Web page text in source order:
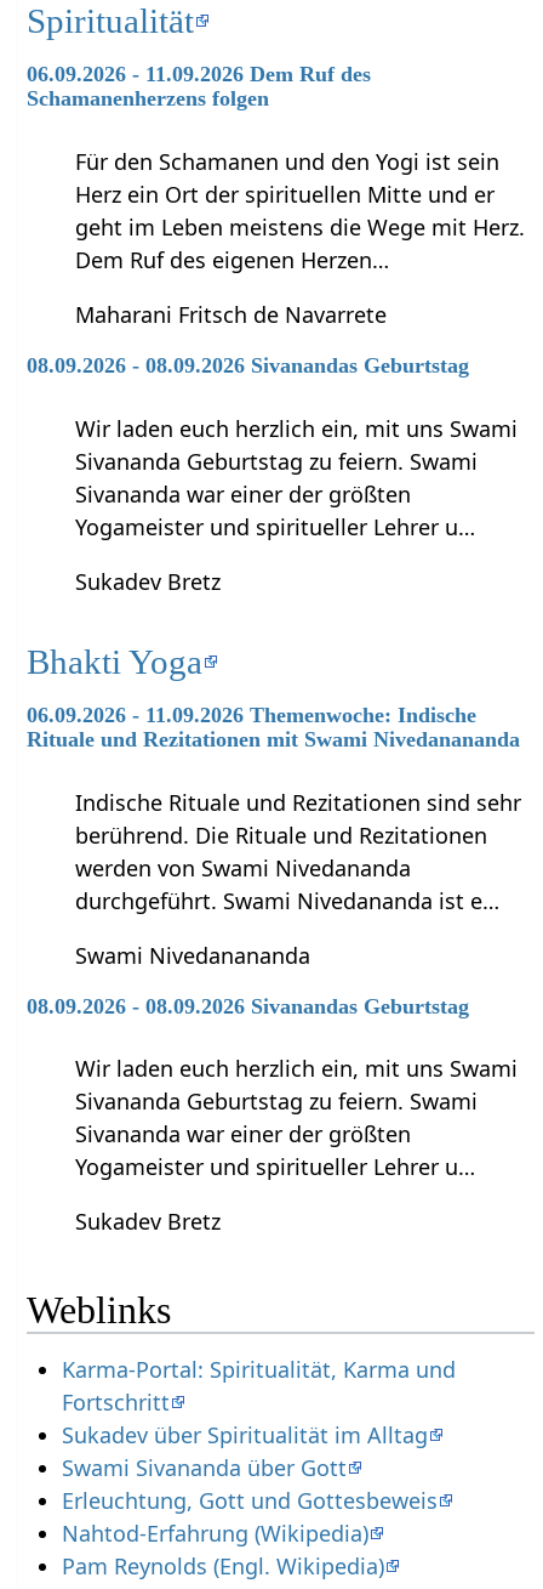
Spiritualität
06.09.2026 - 11.09.2026 Dem Ruf des
Schamanenherzens folgen
Für den Schamanen und den Yogi ist sein
Herz ein Ort der spirituellen Mitte und er
geht im Leben meistens die Wege mit Herz.
Dem Ruf des eigenen Herzen…
Maharani Fritsch de Navarrete
08.09.2026 - 08.09.2026 Sivanandas Geburtstag
Wir laden euch herzlich ein, mit uns Swami
Sivananda Geburtstag zu feiern. Swami
Sivananda war einer der größten
Yogameister und spiritueller Lehrer u…
Sukadev Bretz
Bhakti Yoga
06.09.2026 - 11.09.2026 Themenwoche: Indische
Rituale und Rezitationen mit Swami Nivedanananda
Indische Rituale und Rezitationen sind sehr
berührend. Die Rituale und Rezitationen
werden von Swami Nivedananda
durchgeführt. Swami Nivedananda ist e…
Swami Nivedanananda
08.09.2026 - 08.09.2026 Sivanandas Geburtstag
Wir laden euch herzlich ein, mit uns Swami
Sivananda Geburtstag zu feiern. Swami
Sivananda war einer der größten
Yogameister und spiritueller Lehrer u…
Sukadev Bretz
Weblinks
Karma-Portal: Spiritualität, Karma und
Fortschritt
Sukadev über Spiritualität im Alltag
Swami Sivananda über Gott
Erleuchtung, Gott und Gottesbeweis
Nahtod-Erfahrung (Wikipedia)
Pam Reynolds (Engl. Wikipedia)